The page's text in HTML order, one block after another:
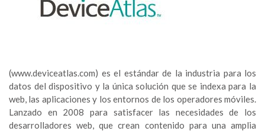
(www.deviceatlas.com) es el estándar de la industria para los
datos del dispositivo y la única solución que se indexa para la
web, las aplicaciones y los entornos de los operadores móviles.
Lanzado en 2008 para satisfacer las necesidades de los
desarrolladores web, que crean contenido para una amplia